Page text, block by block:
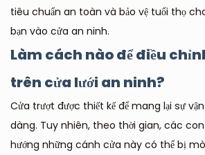
tiêu chuẩn an toàn và bảo vệ tuổi thọ
bạn vào cửa an ninh.
Làm cách nào để điều
trên cửa lưới an ninh?
Cửa trượt được thiết kế để mang lại sự
dàng. Tuy nhiên, theo thời gian, các
hướng những cánh cửa này có thể bị